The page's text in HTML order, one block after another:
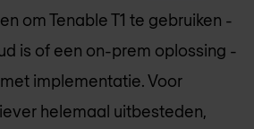
om Tenable T1 te gebruiken -
is of een on-prem oplossing -
implementatie. Voor
helemaal uitbesteden,